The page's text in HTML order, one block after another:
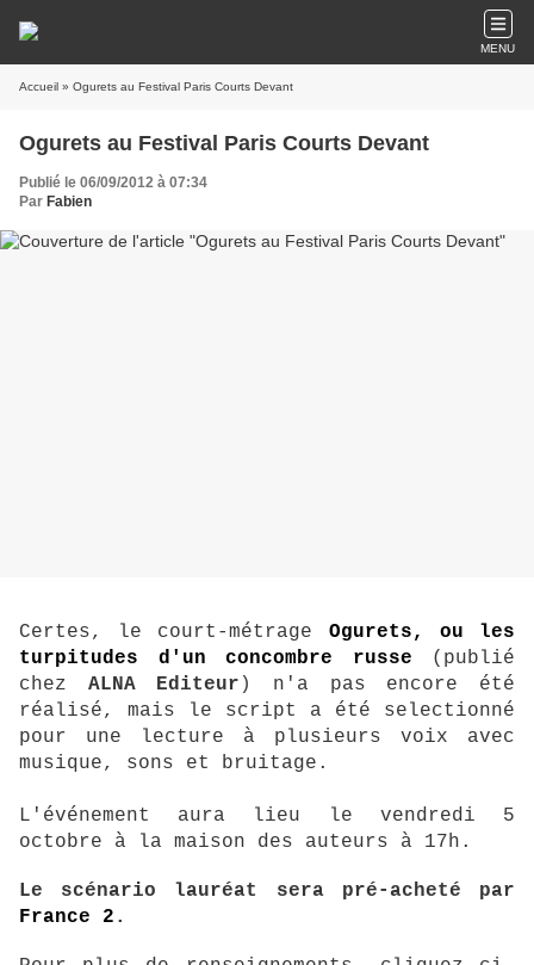
MENU
Accueil » Ogurets au Festival Paris Courts Devant
Ogurets au Festival Paris Courts Devant
Publié le 06/09/2012 à 07:34
Par Fabien
Certes, le court-métrage Ogurets, ou les
turpitudes d'un concombre russe (publié
chez ALNA Editeur ) n'a pas encore été
réalisé, mais le script a été selectionné
pour une lecture à plusieurs voix avec
musique, sons et bruitage.
L'événement aura lieu le vendredi 5
octobre à la maison des auteurs à 17h.
Le scénario lauréat sera pré-acheté par
France 2 .